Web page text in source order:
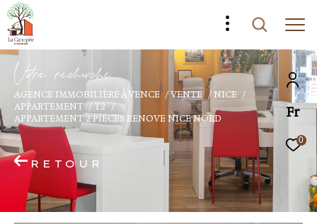
Fr
0
Vore recece
AGENCE IMMOBILIÈRE À VENCE VENTE
NICE
APPARTEMENT
T2
APPARTEMENT 2 PIECES RENOVE NICE NORD
RETOUR